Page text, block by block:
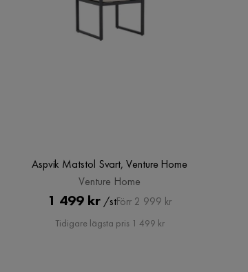
Aspvik Matstol Svart, Venture Home
Venture Home
Pris
1 499 kr /st
Original
Pris
Förr 2 999 kr
Tidigare lägsta pris 1 499 kr